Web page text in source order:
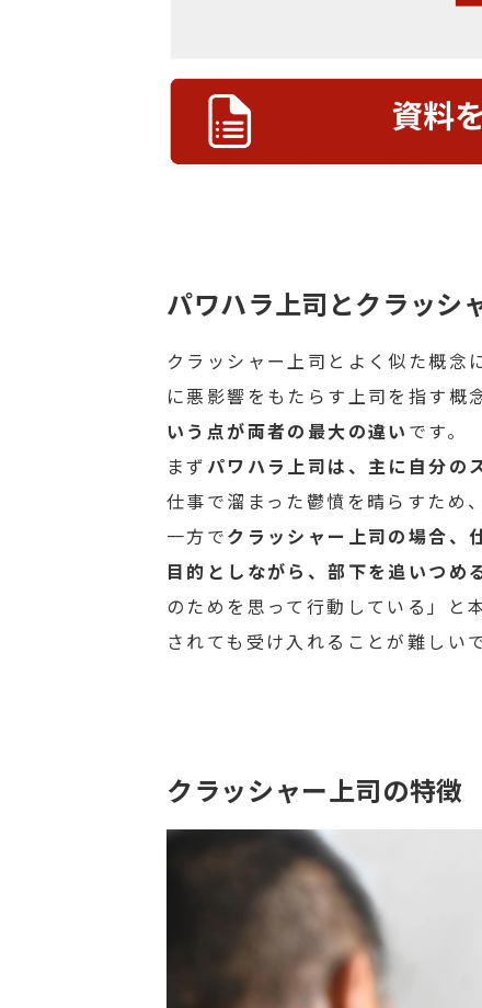
パワハラ上司とクラッシ
クラッシャー上司とよく似た概念
に悪影響をもたらす上司を指す概
いう点が両者の最大の違い です。
まず パワハラ上司は、主に自分の
仕事で溜まった鬱憤を晴らすため
一方でクラッシャー上司の場合、
目的としながら、部下を追いつめ
のためを思って行動している」と
されても受け入れることが難しいで
クラッシャー上司の特徴